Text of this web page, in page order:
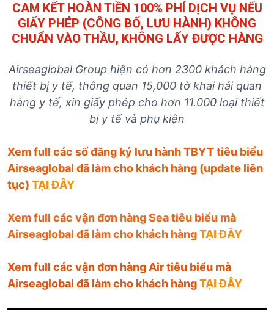
CAM KẾT HOÀN TIỀN 100% PHÍ DỊCH VỤ NẾU
GIẤY PHÉP (CÔNG BỐ, LƯU HÀNH) KHÔNG
CHUẨN VÀO THẦU, KHÔNG LẤY ĐƯỢC HÀNG
Airseaglobal Group hiện có hơn 2300 khách hàng
thiết bị y tế, thông quan 15,000 tờ khai hải quan
hàng y tế, xin giấy phép cho hơn 11.000 loại thiết
bị y tế và phụ kiện
Xem full các số đăng ký lưu hành TBYT tiêu biểu
Airseaglobal đã làm cho khách hàng (update liên
tục) TẠI ĐÂY
Xem full các vận đơn hàng Sea tiêu biểu mà
Airseaglobal đã làm cho khách hàngTẠI ĐÂY
Xem full các vận đơn hàng Air tiêu biểu mà
Airseaglobal đã làm cho khách hàngTẠI ĐÂY